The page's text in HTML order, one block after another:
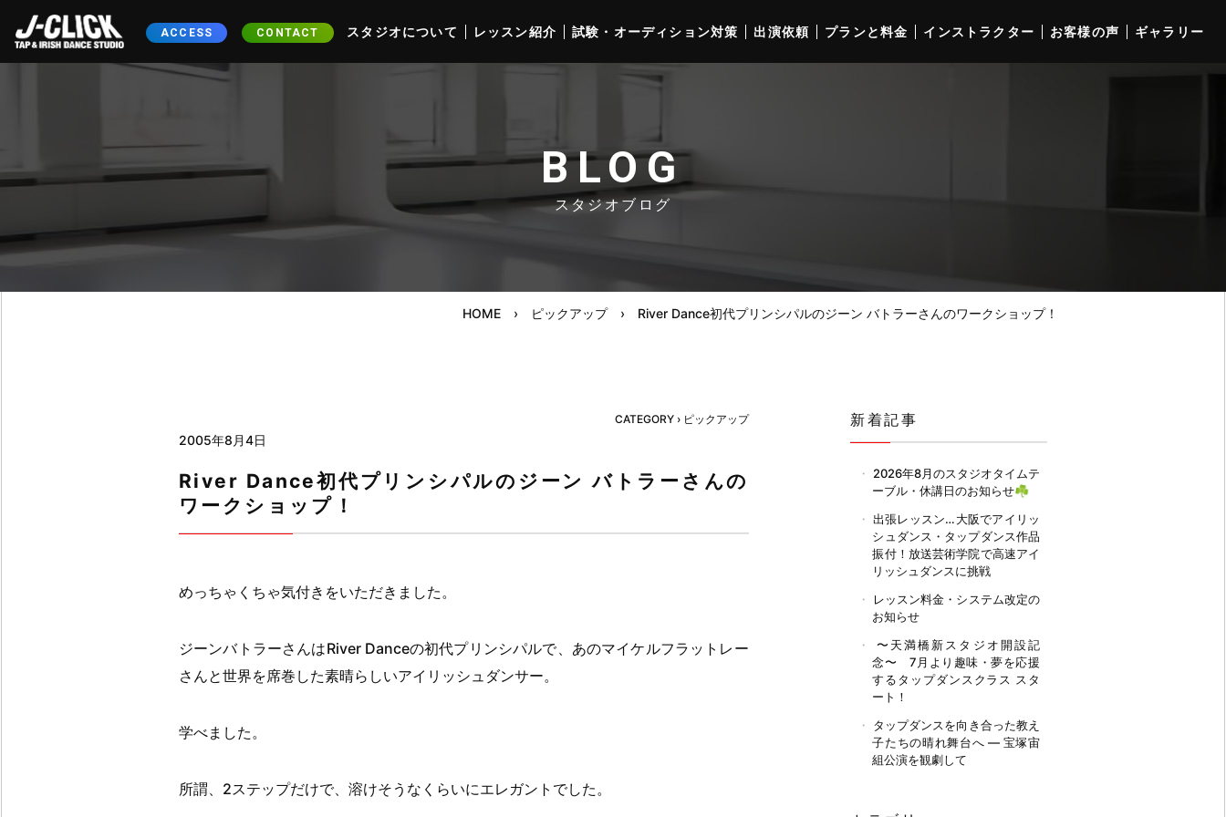
ACCESS CONTACT スタジオについて レッスン紹介 試験・オーディション対策 出演依頼 プランと料金 インストラクター お客様の声 ギャラリー
BLOG
スタジオブログ
HOME › ピックアップ› River Dance初代プリンシパルのジーン バトラーさんのワークショップ！
CATEGORY › ピックアップ
2005年8月4日
River Dance初代プリンシパルのジーン バトラーさんの
ワークショップ！
めっちゃくちゃ気付きをいただきました。
ジーンバトラーさんはRiver Danceの初代プリンシパルで、あのマイケルフラットレー
さんと世界を席巻した素晴らしいアイリッシュダンサー。
学べました。
所謂、2ステップだけで、溶けそうなくらいにエレガントでした。
新着記事
2026年8月のスタジオタイムテ
ーブル・休講日のお知らせ☘️
出張レッスン…大阪でアイリッ
シュダンス・タップダンス作品
振付！放送芸術学院で高速アイ
リッシュダンスに挑戦
レッスン料金・システム改定の
お知らせ
〜天満橋新スタジオ開設記
念〜 7月より趣味・夢を応援
するタップダンスクラス スタ
ート！
タップダンスを向き合った教え
子たちの晴れ舞台へ ― 宝塚宙
組公演を観劇して